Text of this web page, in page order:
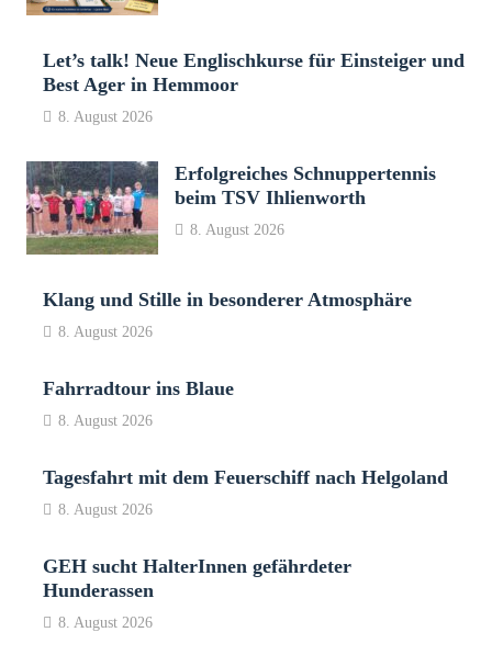
Let’s talk! Neue Englischkurse für Einsteiger und
Best Ager in Hemmoor
8. August 2026
Erfolgreiches Schnuppertennis
beim TSV Ihlienworth
8. August 2026
Klang und Stille in besonderer Atmosphäre
8. August 2026
Fahrradtour ins Blaue
8. August 2026
Tagesfahrt mit dem Feuerschiff nach Helgoland
8. August 2026
GEH sucht HalterInnen gefährdeter
Hunderassen
8. August 2026